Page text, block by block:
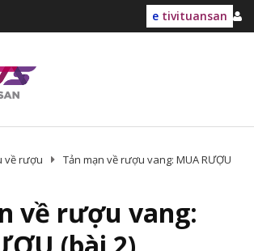
e tivituansan
về rượu
Tản mạn về rượu vang: MUA RƯỢU
về rượu vang: